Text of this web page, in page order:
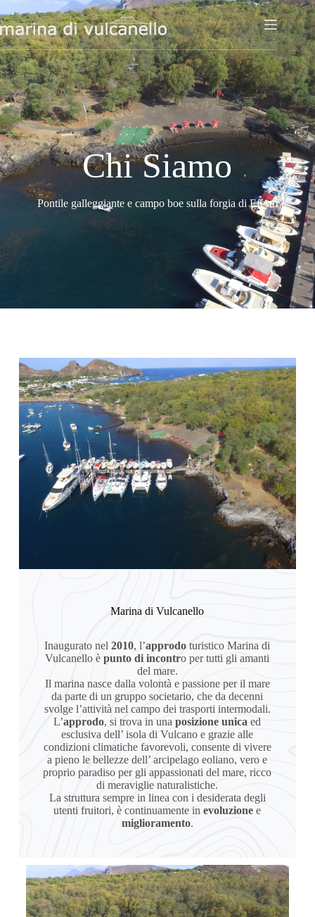
Chi Siamo
Pontile galleggiante e campo boe sulla forgia di Efesto
Marina di Vulcanello
Inaugurato nel2010, l’approdo turistico Marina di
Vulcanello èpunto di incontro per tutti gli amanti
del mare.
Il marina nasce dalla volontà e passione per il mare
da parte di un gruppo societario, che da decenni
svolge l’attività nel campo dei trasporti intermodali.
L’approdo, si trova in unaposizione unica ed
esclusiva dell’ isola di Vulcano e grazie alle
condizioni climatiche favorevoli, consente di vivere
a pieno le bellezze dell’ arcipelago eoliano, vero e
proprio paradiso per gli appassionati del mare, ricco
di meraviglie naturalistiche.
La struttura sempre in linea con i desiderata degli
utenti fruitori, è continuamente inevoluzione e
miglioramento.